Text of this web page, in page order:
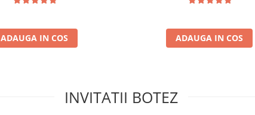
ADAUGA IN COS ADAUGA IN COS
INVITATII BOTEZ